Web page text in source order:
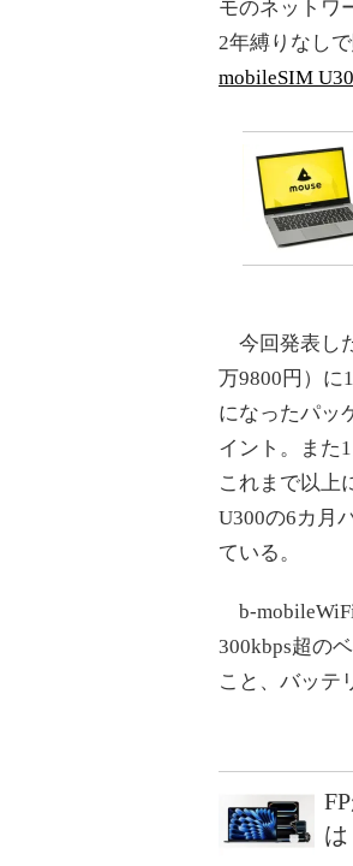
モのネットワ
2年縛りなし
mobileSIM
今回発表し
万9800円）に
になったパッ
イント。また
これまで以上
U300の6カ月
ている。
b-
300kbps超の
こと、バッテ
は